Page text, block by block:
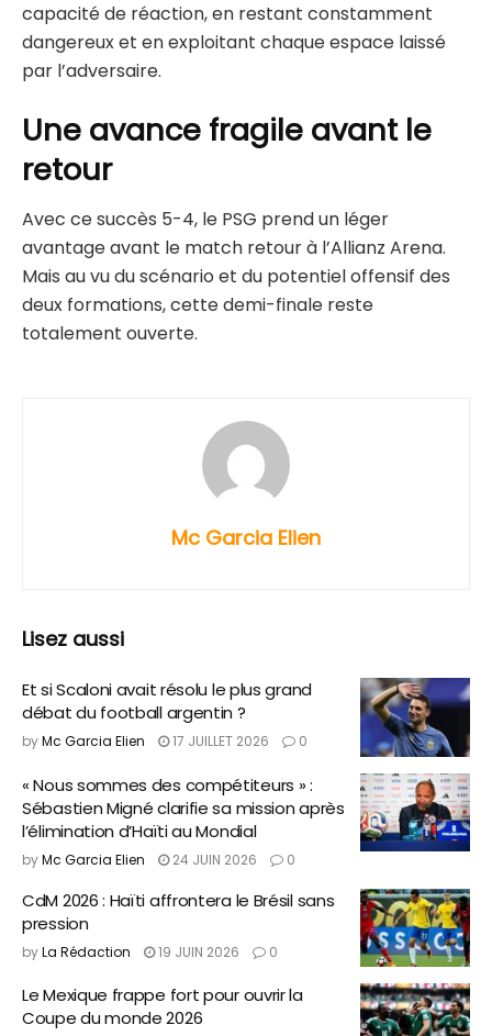
capacité de réaction, en restant constamment
dangereux et en exploitant chaque espace laissé
par l’adversaire.
Une avance fragile avant le
retour
Avec ce succès 5-4, le PSG prend un léger
avantage avant le match retour à l’Allianz Arena.
Mais au vu du scénario et du potentiel offensif des
deux formations, cette demi-finale reste
totalement ouverte.
Mc Garcia Elien
Lisez aussi
Et si Scaloni avait résolu le plus grand
débat du football argentin ?
byMc Garcia Elien 17 JUILLET 2026 0
« Nous sommes des compétiteurs » :
Sébastien Migné clarifie sa mission après
l’élimination d’Haïti au Mondial
byMc Garcia Elien 24 JUIN 2026 0
CdM 2026 : Haïti affrontera le Brésil sans
pression
byLa Rédaction 19 JUIN 2026 0
Le Mexique frappe fort pour ouvrir la
Coupe du monde 2026